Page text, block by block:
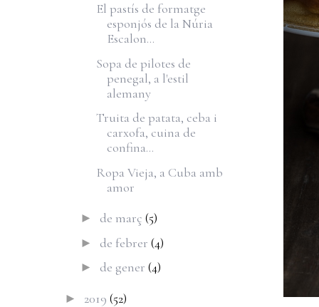
El pastís de formatge
esponjós de la Núria
Escalon...
Sopa de pilotes de
penegal, a l'estil
alemany
Truita de patata, ceba i
carxofa, cuina de
confina...
Ropa Vieja, a Cuba amb
amor
► de març (5)
► de febrer (4)
► de gener (4)
► 2019 (52)